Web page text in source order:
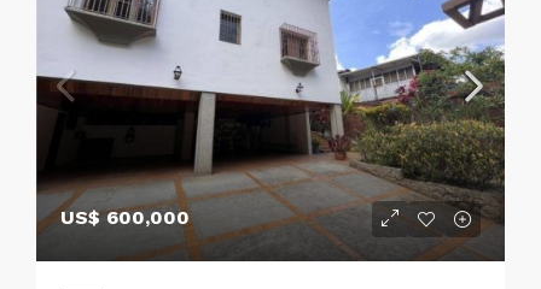
US$ 600,000